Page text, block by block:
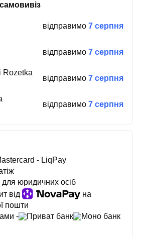
відправимо 7 серпня
відправимо 7 серпня
Rozetka
відправимо 7 серпня
відправимо 7 серпня
- LiqPay
для юридичних осіб
від
на
пошти
-
Приват банк
Моно банк